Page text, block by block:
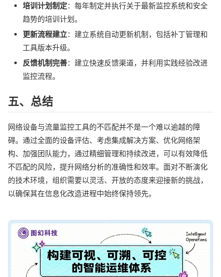
培训计划制定：每年制定并执行关于最新监控系统和安全
趋势的培训计划。
更新流程建立：建立系统自动更新机制，包括补丁管理和
工具版本升级。
反馈机制完善：建立快速反馈渠道，并利用实践经验改进
监控流程。
五、总结
网络设备与流量监控工具的不匹配并不是一个难以逾越的障
碍。通过全面的设备评估、考虑集成解决方案、优化网络架
构、加强团队能力，通过精细管理和持续改进，可以有效降低
不匹配的风险，提升网络分析的准确性和效率。面对不断演化
的技术环境，组织需要以灵活、开放的态度来迎接新的挑战，
以确保其在信息化改造进程中始终保持领先。